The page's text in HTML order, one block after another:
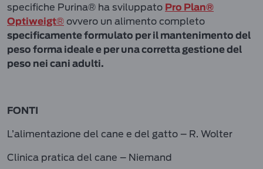
specifiche Purina® ha sviluppato Pro Plan®
Optiweigt® ovvero un alimento completo
specificamente formulato per il mantenimento del
peso forma ideale e per una corretta gestione del
peso nei cani adulti.
FONTI
L’alimentazione del cane e del gatto – R. Wolter
Clinica pratica del cane – Niemand